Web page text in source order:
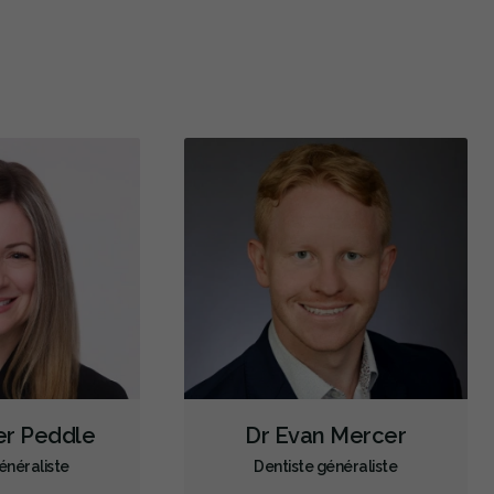
Radiographies numériques
Radiographies panoramiques
Urgence durant les heures de clinique
Greffe osseuse
Extractions de dents et de dents de sagesse
Frénectomies
Prévention des maladies des gencives
Nettoyages dentaires
Scellants
Couronnes
Obturations
Reconstruction complète de la bouche
Incrustations
Anesthésie générale
Sédation - orale
Appareils dentaires
Peddle Dr Evan Mercer
Dentiste généraliste